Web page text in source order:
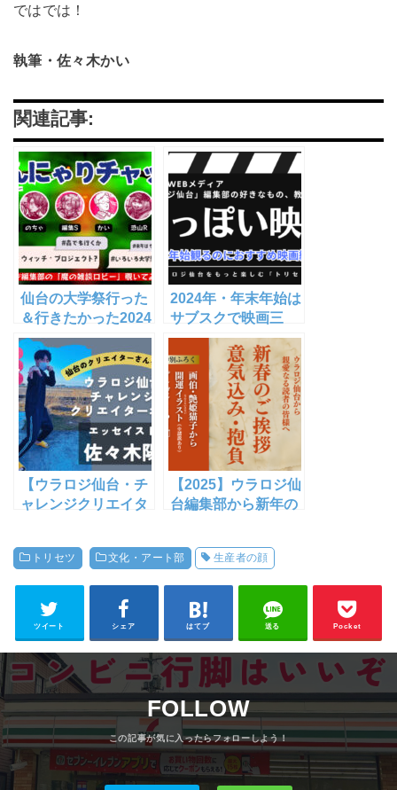
ではでは！
執筆・佐々木かい
関連記事:
仙台の大学祭行った
＆行きたかった2024
｜ブレア・ウラロ
ジ・プロジェク
ト！？｜ウラロジ仙
台編集部 ぐんにゃり
チャットlog【2024
年10月】
2024年・年末年始は
サブスクで映画三
昧！冬っぽいおすす
め映画【非・サブス
ク民向け作品
も！】
【ウラロジ仙台・チ
ャレンジクリエイタ
／「なんか違うな」
という違和感を大切
【2025】ウラロジ仙
台編集部から新年の
トリセツ 文化・アート部 生産者の顔
ツイート シェア はてブ 送る Pocket
FOLLOW